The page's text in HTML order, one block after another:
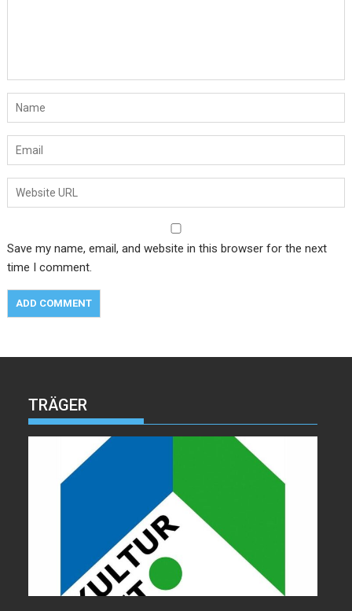
Save my name, email, and website in this browser for the next
time I comment.
TRÄGER